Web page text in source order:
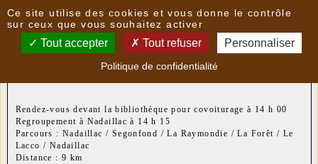
Nouvelles
Randonnée du lundi après-midi 7 octobre 2019
Rendez-vous devant la bibliothèque pour covoiturage à 14 h 00
Regroupement à Nadaillac à 14 h 15
Parcours : Nadaillac / Segonfond / La Raymondie / La Forêt / Le
Lacco / Nadaillac
Distance : 9 km
Ce site utilise des cookies et vous donne le contrôle
sur ceux que vous souhaitez activer
Tout accepter Tout refuser Personnaliser
Politique de confidentialité